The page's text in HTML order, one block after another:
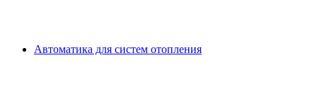
Автоматика для систем отопления